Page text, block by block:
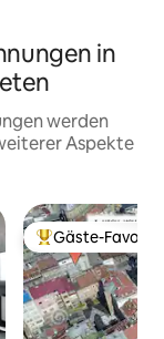
in
werden
Aspekte
Beliebter Gäste-
Gäste-Favorit